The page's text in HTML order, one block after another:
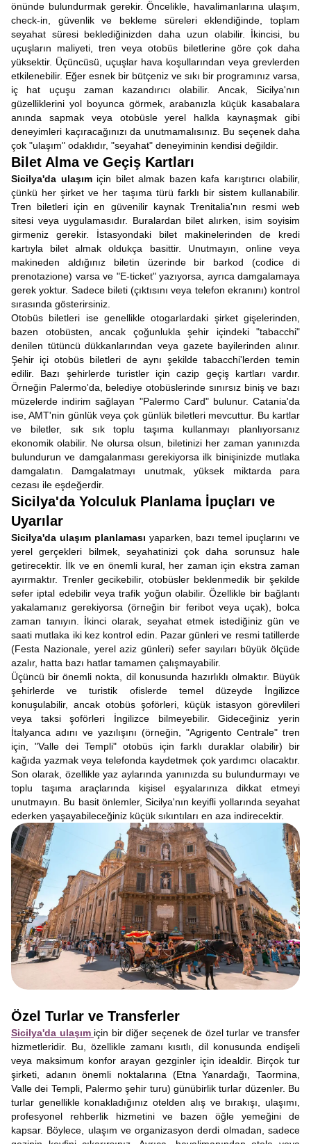
önünde bulundurmak gerekir. Öncelikle, havalimanlarına ulaşım,
check-in, güvenlik ve bekleme süreleri eklendiğinde, toplam
seyahat süresi beklediğinizden daha uzun olabilir. İkincisi, bu
uçuşların maliyeti, tren veya otobüs biletlerine göre çok daha
yüksektir. Üçüncüsü, uçuşlar hava koşullarından veya grevlerden
etkilenebilir. Eğer esnek bir bütçeniz ve sıkı bir programınız varsa,
iç hat uçuşu zaman kazandırıcı olabilir. Ancak, Sicilya'nın
güzelliklerini yol boyunca görmek, arabanızla küçük kasabalara
anında sapmak veya otobüsle yerel halkla kaynaşmak gibi
deneyimleri kaçıracağınızı da unutmamalısınız. Bu seçenek daha
çok "ulaşım" odaklıdır, "seyahat" deneyiminin kendisi değildir.
Bilet Alma ve Geçiş Kartları
Sicilya'da ulaşımiçin bilet almak bazen kafa karıştırıcı olabilir,
çünkü her şirket ve her taşıma türü farklı bir sistem kullanabilir.
Tren biletleri için en güvenilir kaynak Trenitalia'nın resmi web
sitesi veya uygulamasıdır. Buralardan bilet alırken, isim soyisim
girmeniz gerekir. İstasyondaki bilet makinelerinden de kredi
kartıyla bilet almak oldukça basittir. Unutmayın, online veya
makineden aldığınız biletin üzerinde bir barkod (codice di
prenotazione) varsa ve "E-ticket" yazıyorsa, ayrıca damgalamaya
gerek yoktur. Sadece bileti (çıktısını veya telefon ekranını) kontrol
sırasında gösterirsiniz.
Otobüs biletleri ise genellikle otogarlardaki şirket gişelerinden,
bazen otobüsten, ancak çoğunlukla şehir içindeki "tabacchi"
denilen tütüncü dükkanlarından veya gazete bayilerinden alınır.
Şehir içi otobüs biletleri de aynı şekilde tabacchi'lerden temin
edilir. Bazı şehirlerde turistler için cazip geçiş kartları vardır.
Örneğin Palermo'da, belediye otobüslerinde sınırsız biniş ve bazı
müzelerde indirim sağlayan "Palermo Card" bulunur. Catania'da
ise, AMT'nin günlük veya çok günlük biletleri mevcuttur. Bu kartlar
ve biletler, sık sık toplu taşıma kullanmayı planlıyorsanız
ekonomik olabilir. Ne olursa olsun, biletinizi her zaman yanınızda
bulundurun ve damgalanması gerekiyorsa ilk binişinizde mutlaka
damgalatın. Damgalatmayı unutmak, yüksek miktarda para
cezası ile eşdeğerdir.
Sicilya'da Yolculuk Planlama İpuçları ve
Uyarılar
Sicilya'da ulaşım planlaması yaparken, bazı temel ipuçlarını ve
yerel gerçekleri bilmek, seyahatinizi çok daha sorunsuz hale
getirecektir. İlk ve en önemli kural, her zaman için ekstra zaman
ayırmaktır. Trenler gecikebilir, otobüsler beklenmedik bir şekilde
sefer iptal edebilir veya trafik yoğun olabilir. Özellikle bir bağlantı
yakalamanız gerekiyorsa (örneğin bir feribot veya uçak), bolca
zaman tanıyın. İkinci olarak, seyahat etmek istediğiniz gün ve
saati mutlaka iki kez kontrol edin. Pazar günleri ve resmi tatillerde
(Festa Nazionale, yerel aziz günleri) sefer sayıları büyük ölçüde
azalır, hatta bazı hatlar tamamen çalışmayabilir.
Üçüncü bir önemli nokta, dil konusunda hazırlıklı olmaktır. Büyük
şehirlerde ve turistik ofislerde temel düzeyde İngilizce
konuşulabilir, ancak otobüs şoförleri, küçük istasyon görevlileri
veya taksi şoförleri İngilizce bilmeyebilir. Gideceğiniz yerin
İtalyanca adını ve yazılışını (örneğin, "Agrigento Centrale" tren
için, "Valle dei Templi" otobüs için farklı duraklar olabilir) bir
kağıda yazmak veya telefonda kaydetmek çok yardımcı olacaktır.
Son olarak, özellikle yaz aylarında yanınızda su bulundurmayı ve
toplu taşıma araçlarında kişisel eşyalarınıza dikkat etmeyi
unutmayın. Bu basit önlemler, Sicilya'nın keyifli yollarında seyahat
ederken yaşayabileceğiniz küçük sıkıntıları en aza indirecektir.
Özel Turlar ve Transferler
Sicilya'da ulaşım için bir diğer seçenek de özel turlar ve transfer
hizmetleridir. Bu, özellikle zamanı kısıtlı, dil konusunda endişeli
veya maksimum konfor arayan gezginler için idealdir. Birçok tur
şirketi, adanın önemli noktalarına (Etna Yanardağı, Taormina,
Valle dei Templi, Palermo şehir turu) günübirlik turlar düzenler. Bu
turlar genellikle konakladığınız otelden alış ve bırakışı, ulaşımı,
profesyonel rehberlik hizmetini ve bazen öğle yemeğini de
kapsar. Böylece, ulaşım ve organizasyon derdi olmadan, sadece